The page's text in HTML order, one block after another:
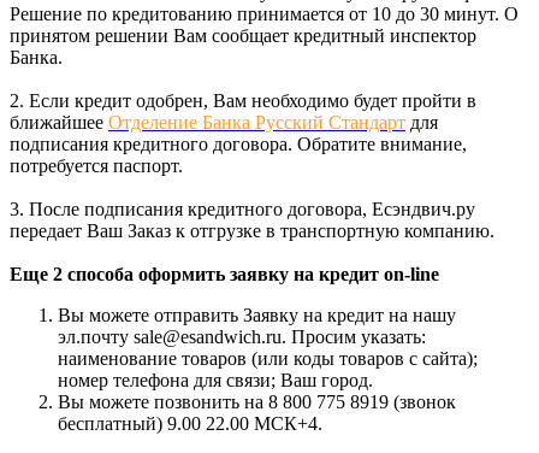
Решение по кредитованию принимается от 10 до 30 минут. О
принятом решении Вам сообщает кредитный инспектор
Банка.
2. Если кредит одобрен, Вам необходимо будет пройти в
ближайшее Отделение Банка Русский Стандарт для
подписания кредитного договора. Обратите внимание,
потребуется паспорт.
3. После подписания кредитного договора, Есэндвич.ру
передает Ваш Заказ к отгрузке в транспортную компанию.
Еще 2 способа оформить заявку на кредит on-line
Вы можете отправить Заявку на кредит на нашу
эл.почту sale@esandwich.ru. Просим указать:
наименование товаров (или коды товаров с сайта);
номер телефона для связи; Ваш город.
Вы можете позвонить на 8 800 775 8919 (звонок
бесплатный) 9.00 22.00 МСК+4.